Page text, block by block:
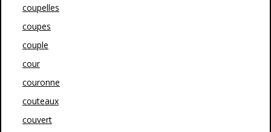
coupelles
coupes
couple
cour
couronne
couteaux
couvert